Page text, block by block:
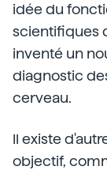
idée du
scientifiques
inventé un
diagnostic
cerveau.
Il existe
objectif,